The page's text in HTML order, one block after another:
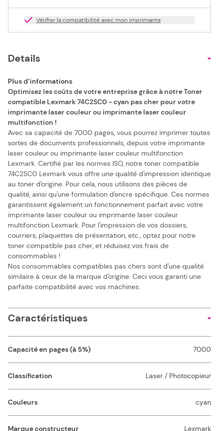
Vérifier la compatibilité avec mon imprimante
Details
Plus d’informations
Optimisez les coûts de votre entreprise grâce à notre Toner
compatible Lexmark 74C2SC0 - cyan pas cher pour votre
imprimante laser couleur ou imprimante laser couleur
multifonction !
Avec sa capacité de 7000 pages, vous pourrez imprimer toutes
sortes de documents professionnels, depuis votre imprimante
laser couleur ou imprimante laser couleur multifonction
Lexmark. Certifié par les normes ISO, notre toner compatible
74C2SC0 Lexmark vous offre une qualité d'impression identique
au toner d'origine. Pour cela, nous utilisons des pièces de
qualité, ainsi qu'une formulation d'encre spécifique. Ces normes
garantissent également un fonctionnement parfait avec votre
imprimante laser couleur ou imprimante laser couleur
multifonction Lexmark. Pour l'impression de vos dossiers,
courriers, plaquettes de présentation, etc., optez pour notre
toner compatible pas cher, et réduisez vos frais de
consommables !
Nos consommables compatibles pas chers sont d'une qualité
similaire à ceux de la marque d'origine. Ceci vous garanti une
parfaite compatibilité avec vos machines.
Caractéristiques
Capacité en pages (à 5%) 7000
Classification Laser / Photocopieur
Couleurs cyan
Marque constructeur Lexmark